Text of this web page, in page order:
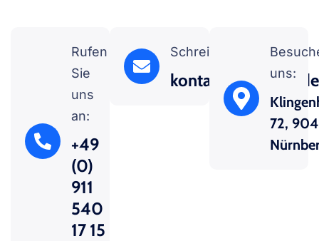
Rufen
Sie
uns
an:
+49
(0)
911
540
17 15
Schreiben Sie uns:
kontakt@nbgtech.de
uns:
72,